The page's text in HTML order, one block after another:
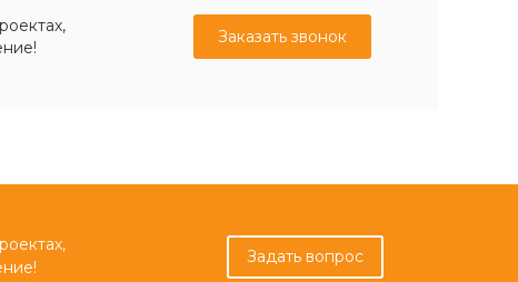
Заказать звонок
Задать вопрос